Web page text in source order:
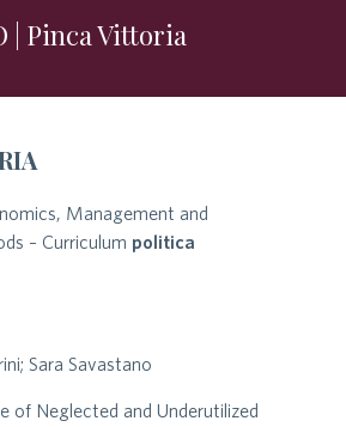
| Pinca Vittoria
Management and
– Curriculum politica
Sara Savastano
of Neglected and Underutilized